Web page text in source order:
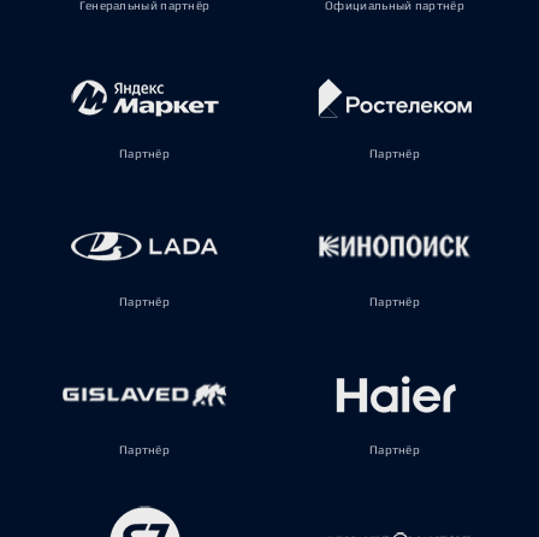
Генеральный партнёр Официальный партнёр
Партнёр Партнёр
Партнёр Партнёр
Партнёр Партнёр